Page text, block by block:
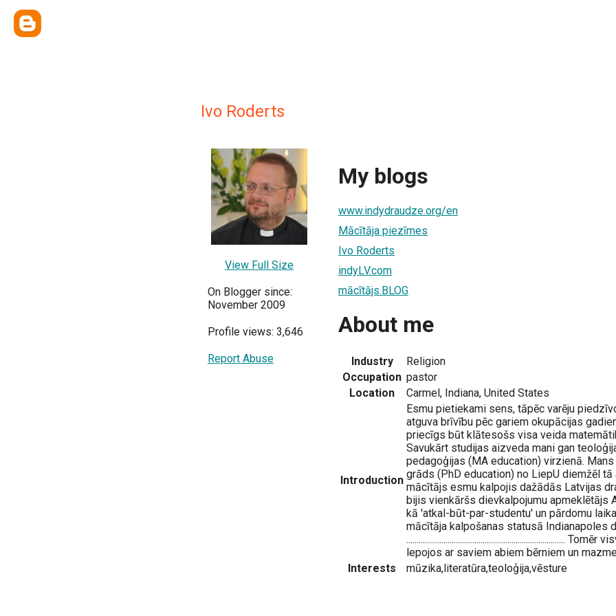
Ivo Roderts
View Full Size
On Blogger since:
November 2009
Profile views: 3,646
Report Abuse
My blogs
www.indydraudze.org/en
Mācītāja piezīmes
Ivo Roderts
indyLV.com
mācītājs.BLOG
About me
Industry
Religion
Occupation pastor
Location
Carmel, Indiana, United States
Introduction
Esmu pietiekami sens, tāpēc varēju
atguva brīvību pēc gariem okupācijas
priecīgs būt klātesošs visa veida
Savukārt studijas aizveda mani gan
pedagoģijas (MA education) virzienā.
grāds (PhD education) no LiepU diemžēl tā
mācītājs esmu kalpojis dažādās Latvijas
bijis vienkāršs dievkalpojumu apmeklētājs
kā 'atkal-būt-par-studentu' un pārdomu
mācītāja kalpošanas statusā Indianapoles
.............................................................................
lepojos ar saviem abiem bērniem un
Interests
mūzika,literatūra,teoloģija,vēsture